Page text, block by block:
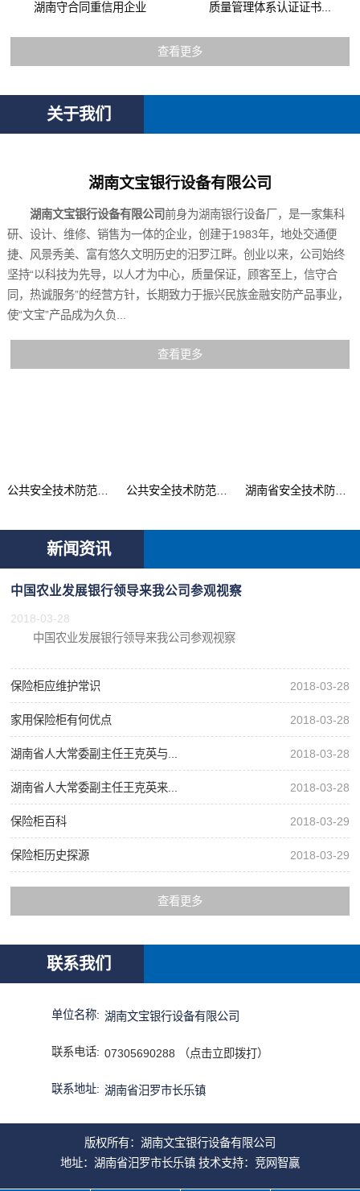
湖南守合同重信用企业 质量管理体系认证证书...
查看更多
关于我们
湖南文宝银行设备有限公司
湖南文宝银行设备有限公司前身为湖南银行设备厂，是一家集科
研、设计、维修、销售为一体的企业，创建于1983年，地处交通便
捷、风景秀美、富有悠久文明历史的汨罗江畔。创业以来，公司始终
坚持“以科技为先导，以人才为中心，质量保证，顾客至上，信守合
同，热诚服务”的经营方针，长期致力于振兴民族金融安防产品事业，
使“文宝”产品成为久负...
查看更多
公共安全技术防范产品... 公共安全技术防范系统... 湖南省安全技术防范行...
新闻资讯
中国农业发展银行领导来我公司参观视察
2018-03-28
中国农业发展银行领导来我公司参观视察
保险柜应维护常识 2018-03-28
家用保险柜有何优点 2018-03-28
湖南省人大常委副主任王克英与... 2018-03-28
湖南省人大常委副主任王克英来... 2018-03-28
保险柜百科 2018-03-29
保险柜历史探源 2018-03-29
查看更多
联系我们
单位名称: 湖南文宝银行设备有限公司
联系电话: 07305690288 （点击立即拨打）
联系地址: 湖南省汨罗市长乐镇
版权所有：湖南文宝银行设备有限公司
地址：湖南省汨罗市长乐镇 技术支持： 竞网智赢